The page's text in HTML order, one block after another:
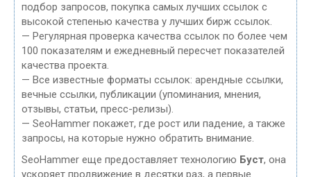
подбор запросов, покупка самых лучших ссылок с
высокой степенью качества у лучших бирж ссылок.
— Регулярная проверка качества ссылок по более чем
100 показателям и ежедневный пересчет показателей
качества проекта.
— Все известные форматы ссылок: арендные ссылки,
вечные ссылки, публикации (упоминания, мнения,
отзывы, статьи, пресс-релизы).
— SeoHammer покажет, где рост или падение, а также
запросы, на которые нужно обратить внимание.
SeoHammer еще предоставляет технологию Буст, она
ускоряет продвижение в десятки раз, а первые